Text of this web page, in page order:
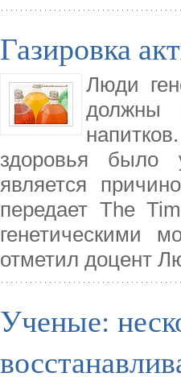
Газировка
Люди
должны
здоровья было
является
передает The
генетическими
отметил доцент
Ученые: